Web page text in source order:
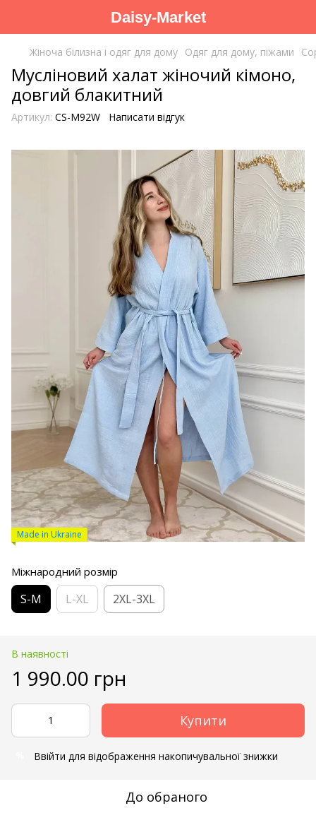
Daisy-Market
Жіноча білизна і одяг для дому Одяг для дому, піжами
Мусліновий халат жіночий кімоно,
довгий блакитний
Артикул: CS-M92W Написати відгук
Made in Ukraine
Міжнародний розмір
S-M L-XL 2XL-3XL
В наявності
1 990.00 грн
Купити
Ввійти для відображення накопичувальної знижки
До обраного